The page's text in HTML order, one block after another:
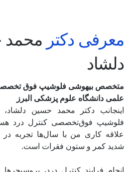
معرفی دکتر
دلشاد
متخصص بیهوشی فلوشیپ فوق
علمی دانشگاه علوم پزشکی البرز
اینجانب دکتر محمد حسین
فلوشیپ فوق‌تخصصی کنترل درد
علاقه کاری من با سال‌ها تجربه در
شدید کمر و ستون فقرات است.
انجام فرایند کنترل درد،